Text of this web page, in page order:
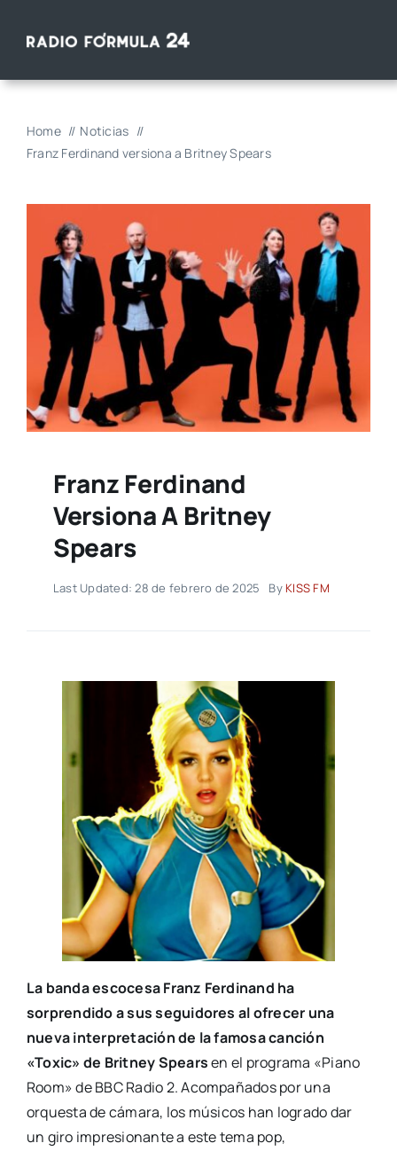
Home
Noticias
Franz Ferdinand versiona a Britney Spears
Franz Ferdinand
Versiona A Britney
Spears
Last Updated: 28 de febrero de 2025 By KISS FM
La banda escocesa Franz Ferdinand ha
sorprendido a sus seguidores al ofrecer una
nueva interpretación de la famosa canción
«Toxic» de Britney Spearsen el programa «Piano
Room» de BBC Radio 2. Acompañados por una
orquesta de cámara, los músicos han logrado dar
un giro impresionante a este tema pop,